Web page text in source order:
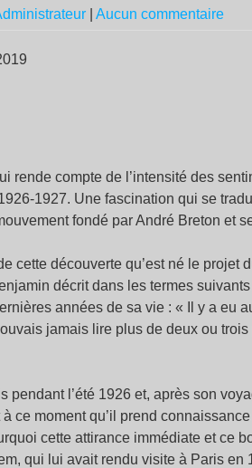
Aucun commentaire
rende compte de l’intensité des
1927. Une fascination qui se
fondé par André Breton et
cette découverte qu’est né le projet
décrit dans les termes
années de sa vie : « Il y a eu
jamais lire plus de deux ou
pendant l’été 1926 et, après son
à ce moment qu’il prend
cette attirance immédiate et ce
qui lui avait rendu visite à Paris en